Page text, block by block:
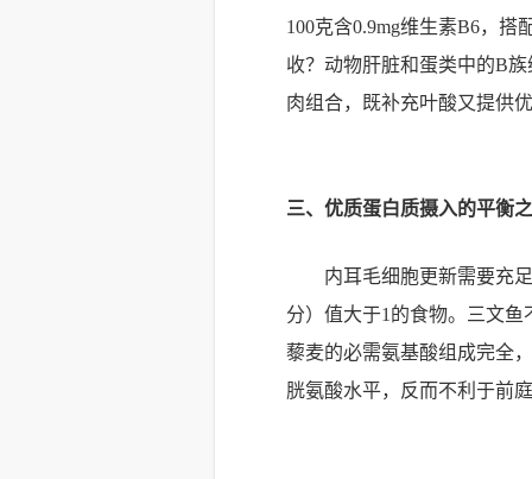
100克含0.9mg维生素B6，搭
收？动物肝脏和蛋类中的B
肉组合，既补充叶酸又提供
三、优质蛋白质摄入的平衡
内耳毛细胞更新需要充
分）值大于1的食物。三文
藜麦的必需氨基酸组成完全
胱氨酸水平，反而不利于前